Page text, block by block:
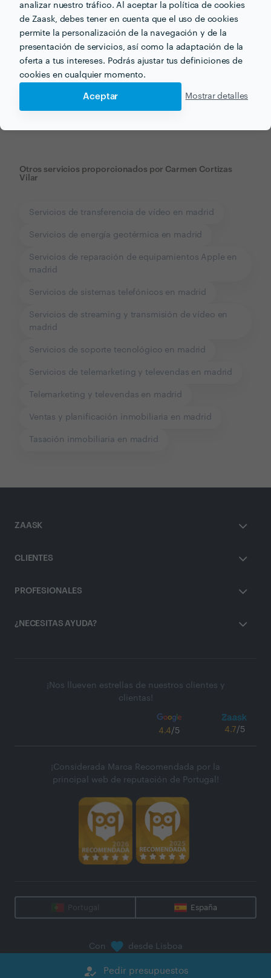
analizar nuestro tráfico. Al aceptar la política de cookies
de Zaask, debes tener en cuenta que el uso de cookies
permite la personalización de la navegación y de la
presentación de servicios, así como la adaptación de la
oferta a tus intereses. Podrás ajustar tus definiciones de
cookies en cualquier momento.
Aceptar Mostrar detalles
Recibe varias propuestas de profesionales como
Carmen Cortizas Vilar
en pocas horas.
how_to_reg Pedir presupuestos
Otros servicios proporcionados por Carmen Cortizas
Vilar
Servicios de transferencia de vídeo en madrid
Servicios de energía geotérmica en madrid
Servicios de reparación de equipamientos Apple en
madrid
Servicios de sistemas telefónicos en madrid
Servicios de streaming y transmisión de vídeo en
madrid
Servicios de soporte tecnológico en madrid
Servicios de telemarketing y televendas en madrid
Telemarketing y televendas en madrid
Ventas y planificación inmobiliaria en madrid
Tasación inmobiliaria en madrid
ZAASK
CLIENTES
PROFESIONALES
¿NECESITAS AYUDA?
¡Nos llueven estrellas de nuestros clientes y
clientas!
4.4/5 4.7/5
¡Considerada Marca Recomendada por la
principal web de reputación de Portugal!
Portugal España
Con desde Lisboa
Zaask - Plataforma Digital, S.A.